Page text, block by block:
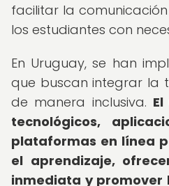
facilitar la
los estudiantes con
En Uruguay, se han
que buscan integrar la
de manera inclusiva.
tecnológicos,
plataformas en línea
el aprendizaje,
inmediata y promover